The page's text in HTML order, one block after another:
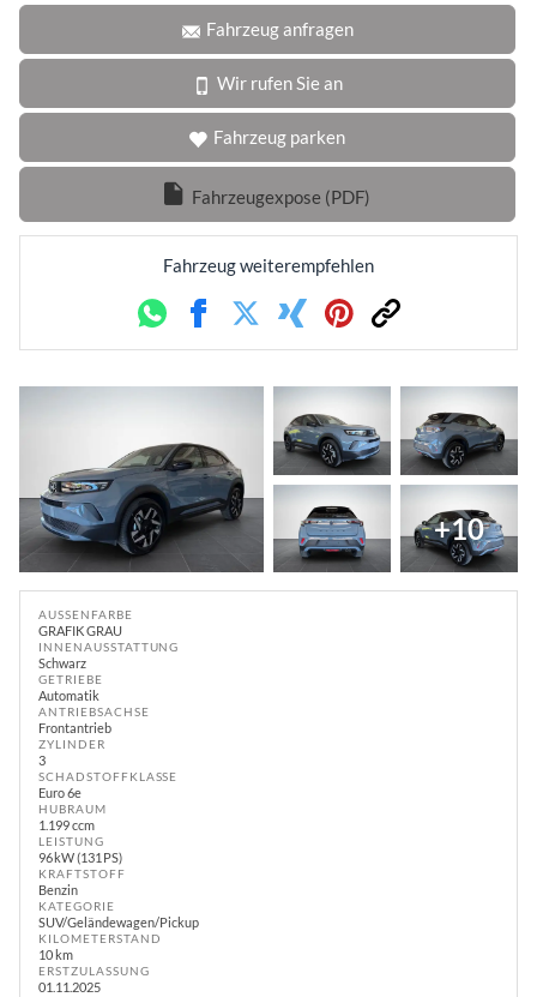
Fahrzeug anfragen
Wir rufen Sie an
Fahrzeug parken
Fahrzeugexpose (PDF)
Fahrzeug weiterempfehlen
WhatsappFacebookTwitterXing PinterestLink
+10
AUSSENFARBE
GRAFIK GRAU
INNENAUSSTATTUNG
Schwarz
GETRIEBE
Automatik
ANTRIEBSACHSE
Frontantrieb
ZYLINDER
3
SCHADSTOFFKLASSE
Euro 6e
HUBRAUM
1.199 ccm
LEISTUNG
96 kW (131 PS)
KRAFTSTOFF
Benzin
KATEGORIE
SUV/Geländewagen/Pickup
KILOMETERSTAND
10 km
ERSTZULASSUNG
01.11.2025